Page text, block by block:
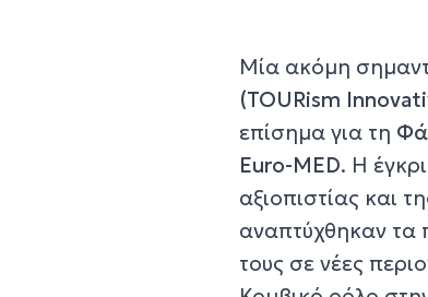
Μία ακόμη
(TOURism
επίσημα για τη
Euro-MED. Η
αξιοπιστίας και
αναπτύχθηκαν τα
τους σε νέες